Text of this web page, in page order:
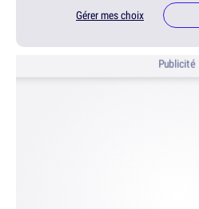
Gérer mes choix
Publicité